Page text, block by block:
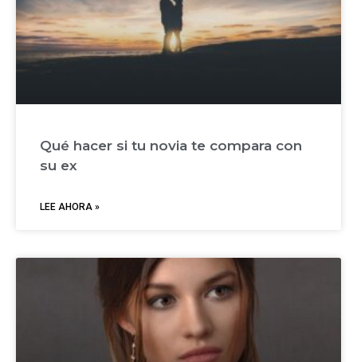
Qué hacer si tu novia te compara con
su ex
LEE AHORA »